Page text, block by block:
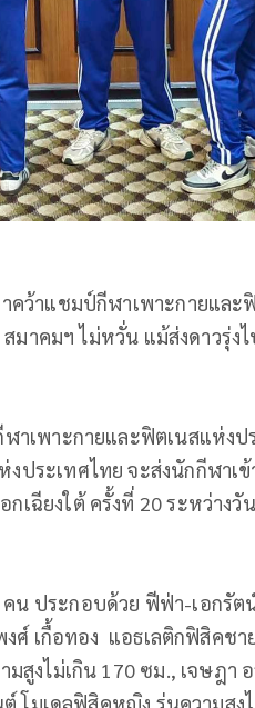
คว้าแชมป์กีฬาเพาะกายแล
สมาคมฯ ไม่หวั่น แม้ส่งดาวรุ่
าเพาะกายและฟิตเนสแห่งป
ประเทศไทย จะส่งนักกีฬาเ
เฉียงใต้ ครั้งที่ 20 ระหว่าง
ประกอบด้วย ฟีฟ่า-เอกรัต
ศ์ เกื้อทอง แอธเลติกฟิสิคชา
มสูงไม่เกิน 170 ซม., เจษฎ